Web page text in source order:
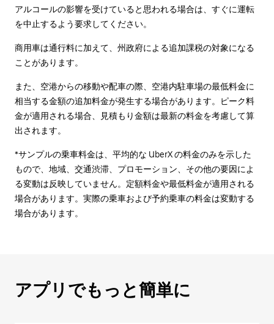
アルコールの影響を受けていると思われる場合は、すぐに運転
を中止するよう要求してください。
商用車は通行料に加えて、州政府による追加課税の対象になる
ことがあります。
また、空港からの移動や配車の際、空港内駐車場の最低料金に
相当する金額の追加料金が発生する場合があります。ピーク料
金が適用される場合、見積もり金額は最新の料金を考慮して算
出されます。
*サンプルの乗車料金は、平均的な UberX の料金のみを示した
もので、地域、交通渋滞、プロモーション、その他の要因によ
る変動は反映していません。定額料金や最低料金が適用される
場合があります。実際の乗車および予約乗車の料金は変動する
場合があります。
アプリでもっと簡単に